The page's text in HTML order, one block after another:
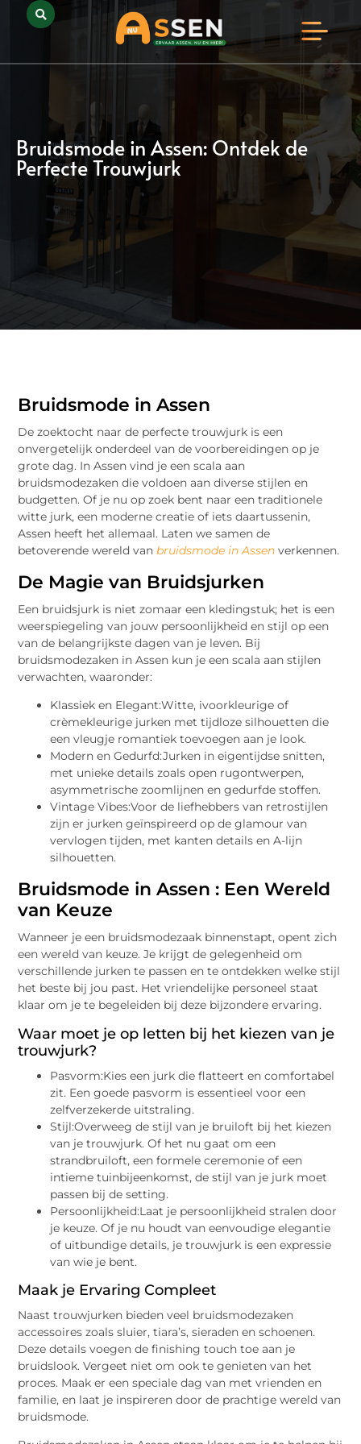
Bruidsmode in Assen: Ontdek de
Perfecte Trouwjurk
Bruidsmode in Assen
De zoektocht naar de perfecte trouwjurk is een
onvergetelijk onderdeel van de voorbereidingen op je
grote dag. In Assen vind je een scala aan
bruidsmodezaken die voldoen aan diverse stijlen en
budgetten. Of je nu op zoek bent naar een traditionele
witte jurk, een moderne creatie of iets daartussenin,
Assen heeft het allemaal. Laten we samen de
betoverende wereld vanbruidsmode in Assen verkennen.
De Magie van Bruidsjurken
Een bruidsjurk is niet zomaar een kledingstuk; het is een
weerspiegeling van jouw persoonlijkheid en stijl op een
van de belangrijkste dagen van je leven. Bij
bruidsmodezaken in Assen kun je een scala aan stijlen
verwachten, waaronder:
Klassiek en Elegant:Witte, ivoorkleurige of
crèmekleurige jurken met tijdloze silhouetten die
een vleugje romantiek toevoegen aan je look.
Modern en Gedurfd:Jurken in eigentijdse snitten,
met unieke details zoals open rugontwerpen,
asymmetrische zoomlijnen en gedurfde stoffen.
Vintage Vibes:Voor de liefhebbers van retrostijlen
zijn er jurken geïnspireerd op de glamour van
vervlogen tijden, met kanten details en A-lijn
silhouetten.
Bruidsmode in Assen : Een Wereld
van Keuze
Wanneer je een bruidsmodezaak binnenstapt, opent zich
een wereld van keuze. Je krijgt de gelegenheid om
verschillende jurken te passen en te ontdekken welke stijl
het beste bij jou past. Het vriendelijke personeel staat
klaar om je te begeleiden bij deze bijzondere ervaring.
Waar moet je op letten bij het kiezen van je
trouwjurk?
Pasvorm:Kies een jurk die flatteert en comfortabel
zit. Een goede pasvorm is essentieel voor een
zelfverzekerde uitstraling.
Stijl:Overweeg de stijl van je bruiloft bij het kiezen
van je trouwjurk. Of het nu gaat om een
strandbruiloft, een formele ceremonie of een
intieme tuinbijeenkomst, de stijl van je jurk moet
passen bij de setting.
Persoonlijkheid:Laat je persoonlijkheid stralen door
je keuze. Of je nu houdt van eenvoudige elegantie
of uitbundige details, je trouwjurk is een expressie
van wie je bent.
Maak je Ervaring Compleet
Naast trouwjurken bieden veel bruidsmodezaken
accessoires zoals sluier, tiara’s, sieraden en schoenen.
Deze details voegen de finishing touch toe aan je
bruidslook. Vergeet niet om ook te genieten van het
proces. Maak er een speciale dag van met vrienden en
familie, en laat je inspireren door de prachtige wereld van
bruidsmode.